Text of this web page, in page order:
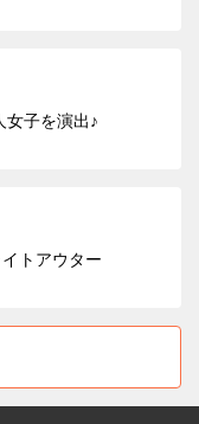
女子を演出♪
トアウター